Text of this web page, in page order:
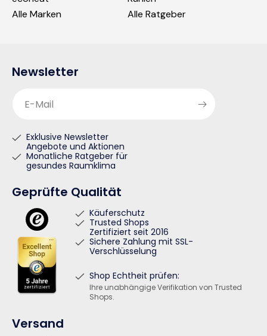
Alle Marken
Alle Ratgeber
Newsletter
E-Mail
Exklusive Newsletter
Angebote und Aktionen
Monatliche Ratgeber für
gesundes Raumklima
Geprüfte Qualität
Käuferschutz
Trusted Shops
Zertifiziert seit 2016
Sichere Zahlung mit SSL-
Verschlüsselung
Shop Echtheit prüfen:
Ihre unabhängige Verifikation von Trusted
Shops.
Versand